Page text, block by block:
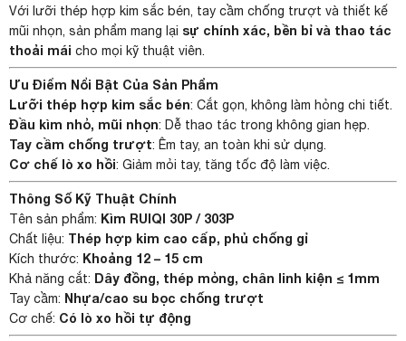
Với lưỡi thép hợp kim sắc bén, tay cầm chống trượt và thiết kế
mũi nhọn, sản phẩm mang lại sự chính xác, bền bỉ và thao tác
thoải mái cho mọi kỹ thuật viên.
Ưu Điểm Nổi Bật Của Sản Phẩm
Lưỡi thép hợp kim sắc bén: Cắt gọn, không làm hỏng chi tiết.
Đầu kìm nhỏ, mũi nhọn: Dễ thao tác trong không gian hẹp.
Tay cầm chống trượt: Êm tay, an toàn khi sử dụng.
Cơ chế lò xo hồi: Giảm mỏi tay, tăng tốc độ làm việc.
Thông Số Kỹ Thuật Chính
Tên sản phẩm: Kìm RUIQI 30P / 303P
Chất liệu: Thép hợp kim cao cấp, phủ chống gỉ
Kích thước: Khoảng 12 – 15 cm
Khả năng cắt: Dây đồng, thép mỏng, chân linh kiện ≤ 1mm
Tay cầm: Nhựa/cao su bọc chống trượt
Cơ chế: Có lò xo hồi tự động